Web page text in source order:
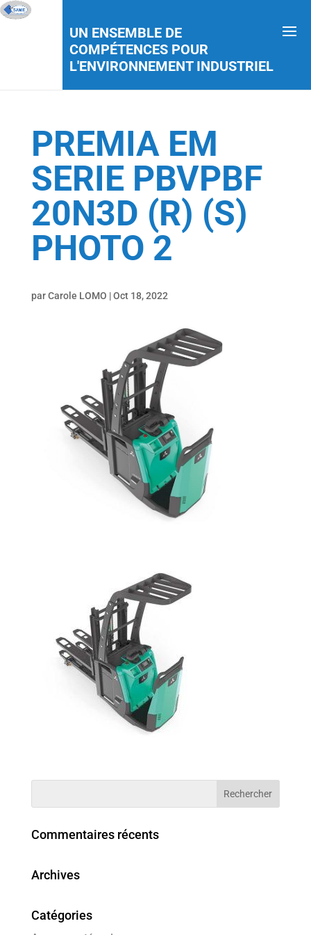
UN ENSEMBLE DE
COMPÉTENCES POUR
L'ENVIRONNEMENT INDUSTRIEL
PREMIA EM
SERIE PBVPBF
20N3D (R) (S)
PHOTO 2
parCarole LOMO |Oct 18, 2022
Commentaires récents
Archives
Catégories